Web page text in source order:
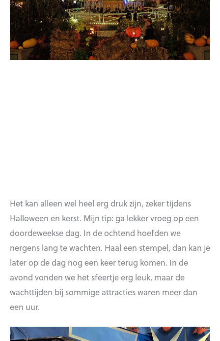
Het kan alleen wel heel erg druk zijn, zeker tijdens
Halloween en kerst. Mijn tip: ga lekker vroeg op een
doordeweekse dag. In de ochtend hoefden we
nergens lang te wachten. Haal een stempel, dan kan je
later op de dag nog een keer terug komen. In de
avond vonden we het sfeertje erg leuk, maar de
wachttijden bij sommige attracties waren meer dan
een uur.